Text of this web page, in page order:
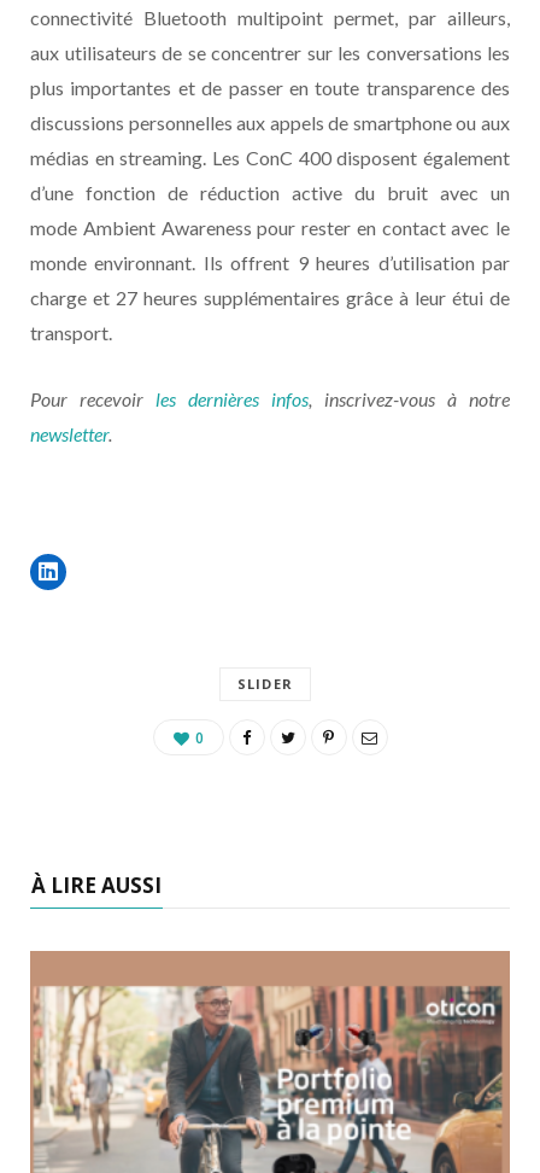
connectivité Bluetooth multipoint permet, par ailleurs,
aux utilisateurs de se concentrer sur les conversations les
plus importantes et de passer en toute transparence des
discussions personnelles aux appels de smartphone ou aux
médias en streaming. Les ConC 400 disposent également
d’une fonction de réduction active du bruit avec un
mode Ambient Awareness pour rester en contact avec le
monde environnant. Ils offrent 9 heures d’utilisation par
charge et 27 heures supplémentaires grâce à leur étui de
transport.
Pour recevoir les dernières infos, inscrivez-vous à notre
newsletter.
SLIDER
0
À LIRE AUSSI